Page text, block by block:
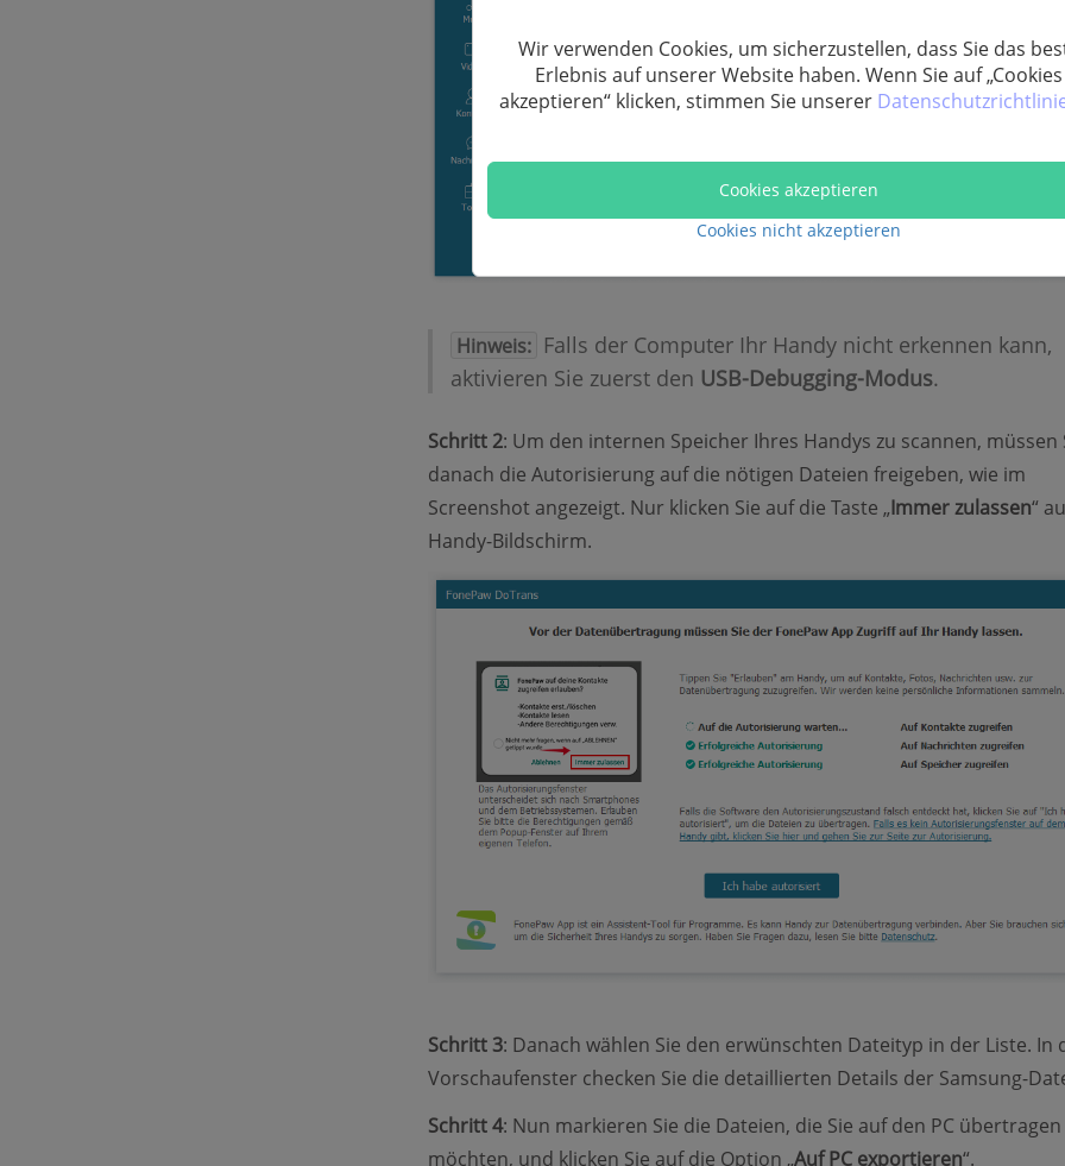
Hinweis: Falls der Computer Ihr Handy nicht erkennen kann,
aktivieren Sie zuerst den USB-Debugging-Modus.
Schritt 2: Um den internen Speicher Ihres Handys zu scannen, müssen
danach die Autorisierung auf die nötigen Dateien freigeben, wie im
Screenshot angezeigt. Nur klicken Sie auf die Taste „Immer zulassen“
Handy-Bildschirm.
Schritt 3: Danach wählen Sie den erwünschten Dateityp in der Liste. In
Vorschaufenster checken Sie die detaillierten Details der Samsung-
Schritt 4: Nun markieren Sie die Dateien, die Sie auf den PC übertragen
möchten, und klicken Sie auf die Option „Auf PC exportieren“.
Wir verwenden Cookies, um sicherzustellen, dass Sie das
Erlebnis auf unserer Website haben. Wenn Sie auf „Cookies
akzeptieren“ klicken, stimmen Sie unserer
Cookies akzeptieren
Cookies nicht akzeptieren